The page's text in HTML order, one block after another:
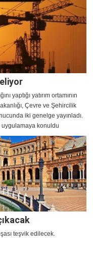
yaptığı yatırım ortamının
Çevre ve Şehircilik
iki genelge yayınladı.
uygulamaya konuldu
teşvik edilecek.